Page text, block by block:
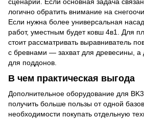
логично обратить внимание на
Если нужна более универсальная
работ, уместным будет ковш 4в1. Для
стоит рассматривать выравниватель
с бревнами — захват для древесины, а
для поддонов.
В чем практическая выгода
Дополнительное оборудование для
получить больше пользы от одной
необходимости покупать отдельную